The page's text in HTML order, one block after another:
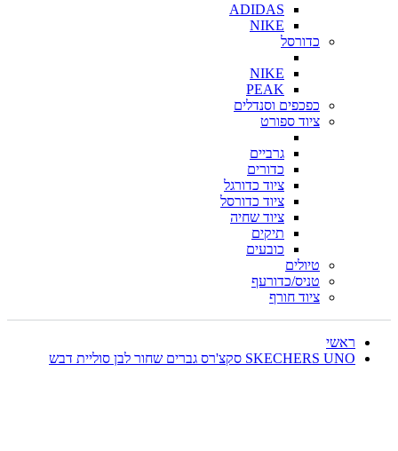
ADIDAS
NIKE
כדורסל
NIKE
PEAK
כפכפים וסנדלים
ציוד ספורט
גרביים
כדורים
ציוד כדורגל
ציוד כדורסל
ציוד שחיה
תיקים
כובעים
טיולים
טניס/כדורעף
ציוד חורף
ראשי
SKECHERS UNO סקצ'רס גברים שחור לבן סוליית דבש